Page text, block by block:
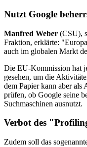
Nutzt Google
Manfred Weber (CSU),
Fraktion, erklärte:
auch im globalen Markt
Die EU-Kommission hat
gesehen, um die
dem Papier kann aber als
prüfen, ob Google seine
Suchmaschinen ausnutzt.
Verbot des
Zudem soll das